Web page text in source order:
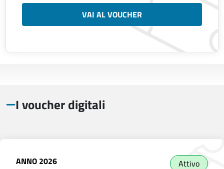
VAI AL VOUCHER
I voucher digitali
ANNO 2026
Attivo